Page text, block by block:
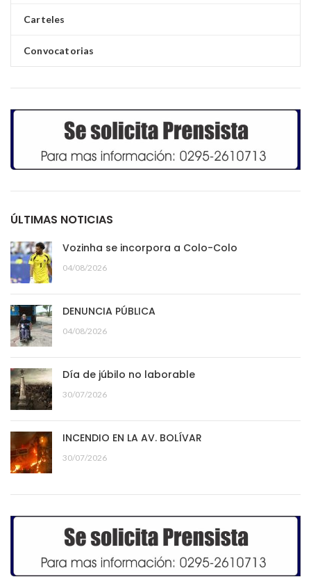
Carteles
Convocatorias
ÚLTIMAS NOTICIAS
Vozinha se incorpora a Colo-Colo
04/08/2026
DENUNCIA PÚBLICA
04/08/2026
Día de júbilo no laborable
30/07/2026
INCENDIO EN LA AV. BOLÍVAR
30/07/2026